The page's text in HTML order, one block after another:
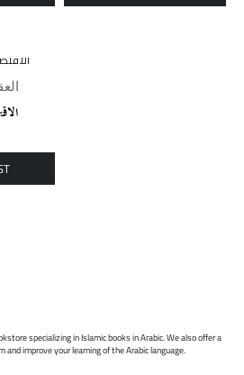
specializing in Islamic books in Arabic. We also offer a
and improve your learning of the Arabic language.